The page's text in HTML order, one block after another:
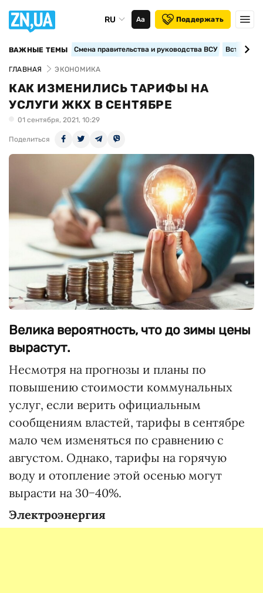
RU Аа Поддержать
ВАЖНЫЕ ТЕМЫ Смена правительства и руководства ВСУ
ГЛАВНАЯ ЭКОНОМИКА
КАК ИЗМЕНИЛИСЬ ТАРИФЫ НА
УСЛУГИ ЖКХ В СЕНТЯБРЕ
01 сентября, 2021, 10:29
Поделиться
Велика вероятность, что до зимы цены
вырастут.
Несмотря на прогнозы и планы по
повышению стоимости коммунальных
услуг, если верить официальным
сообщениям властей, тарифы в сентябре
мало чем изменяться по сравнению с
августом. Однако, тарифы на горячую
воду и отопление этой осенью могут
вырасти на 30−40%.
Электроэнергия